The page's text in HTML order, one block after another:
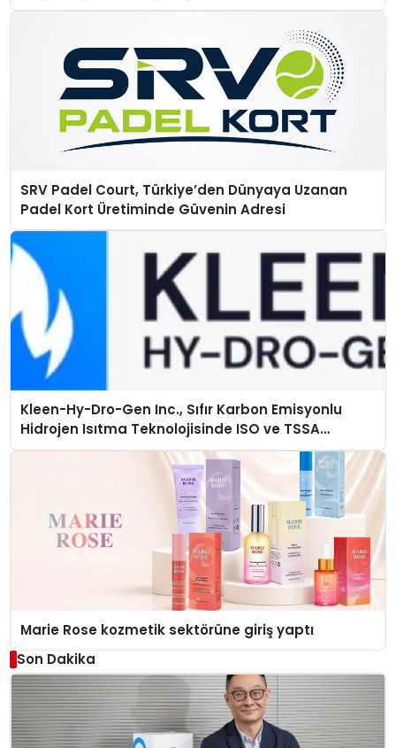
SRV Padel Court, Türkiye’den Dünyaya Uzanan
Padel Kort Üretiminde Güvenin Adresi
Kleen-Hy-Dro-Gen Inc., Sıfır Karbon Emisyonlu
Hidrojen Isıtma Teknolojisinde ISO ve TSSA
Düzenleyici Onaylarını Aldı
Marie Rose kozmetik sektörüne giriş yaptı
Son Dakika